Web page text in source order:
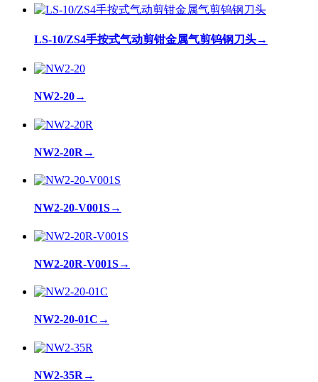
LS-10/ZS4手按式气动剪钳金属气剪钨钢刀头→
NW2-20→
NW2-20R →
NW2-20-V001S→
NW2-20R-V001S→
NW2-20-01C →
NW2-35R →